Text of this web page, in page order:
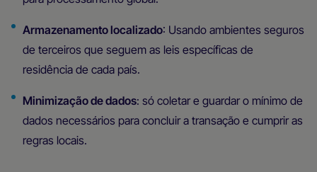
Armazenamento localizado: Usando ambientes seguros
de terceiros que seguem as leis específicas de
residência de cada país.
Minimização de dados: só coletar e guardar o mínimo de
dados necessários para concluir a transação e cumprir as
regras locais.